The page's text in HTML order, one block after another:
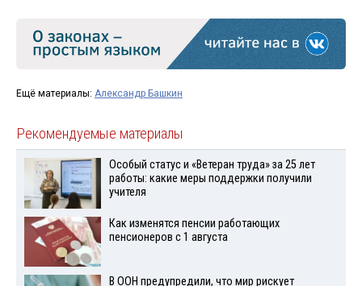
Ещё материалы: Александр Башкин
Рекомендуемые материалы
Особый статус и «Ветеран труда» за 25 лет
работы: какие меры поддержки получили
учителя
Как изменятся пенсии работающих
пенсионеров с 1 августа
В ООН предупредили, что мир рискует